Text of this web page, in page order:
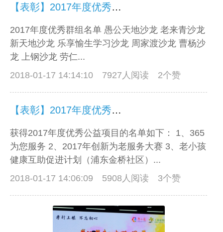
【表彰】2017年度优秀群组及群组积极分子名单
2017年度优秀群组名单 愚公天地沙龙 老来青沙龙
新天地沙龙 乐享愉生学习沙龙 周家渡沙龙 曹杨沙
龙 上钢沙龙 劳仁...
2018-01-17 14:14:10
7927人阅读 2个赞
【表彰】2017年度优秀公益项目及优秀志愿者
获得2017年度优秀公益项目的名单如下： 1、365
为您服务 2、2017年创新为老服务大赛 3、老小孩
健康互助促进计划（浦东金桥社区）...
2018-01-17 14:06:09
5908人阅读 3个赞